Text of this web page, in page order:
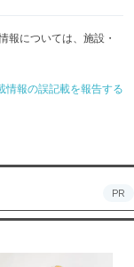
報については、施設・
情報の誤記載を報告する
PR